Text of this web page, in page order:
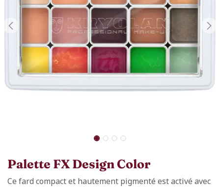
Palette FX Design Color
Ce fard compact et hautement pigmenté est activé avec